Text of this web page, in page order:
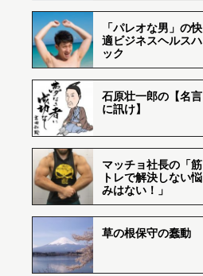
「パレオな男」の快
適ビジネスヘルスハ
ック
石原壮一郎の【名言
に訊け】
マッチョ社長の「筋
トレで解決しない悩
みはない！」
草の根保守の蠢動